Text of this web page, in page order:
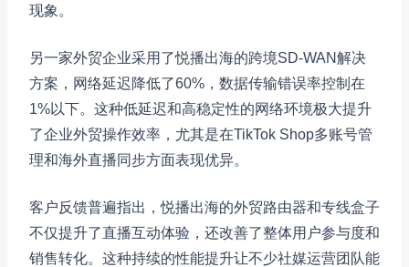
现象。
另一家外贸企业采用了悦播出海的跨境SD-WAN解决
方案，网络延迟降低了60%，数据传输错误率控制在
1%以下。这种低延迟和高稳定性的网络环境极大提升
了企业外贸操作效率，尤其是在TikTok Shop多账号管
理和海外直播同步方面表现优异。
客户反馈普遍指出，悦播出海的外贸路由器和专线盒子
不仅提升了直播互动体验，还改善了整体用户参与度和
销售转化。这种持续的性能提升让不少社媒运营团队能